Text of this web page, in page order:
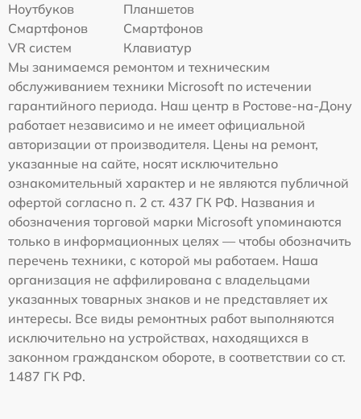
Ноутбуков
Планшетов
Смартфонов
Смартфонов
VR систем
Клавиатур
Мы занимаемся ремонтом и техническим
обслуживанием техники Microsoft по истечении
гарантийного периода. Наш центр в Ростове-на-Дону
работает независимо и не имеет официальной
авторизации от производителя. Цены на ремонт,
указанные на сайте, носят исключительно
ознакомительный характер и не являются публичной
офертой согласно п. 2 ст. 437 ГК РФ. Названия и
обозначения торговой марки Microsoft упоминаются
только в информационных целях — чтобы обозначить
перечень техники, с которой мы работаем. Наша
организация не аффилирована с владельцами
указанных товарных знаков и не представляет их
интересы. Все виды ремонтных работ выполняются
исключительно на устройствах, находящихся в
законном гражданском обороте, в соответствии со ст.
1487 ГК РФ.